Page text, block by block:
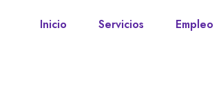
Inicio Servicios Empleo